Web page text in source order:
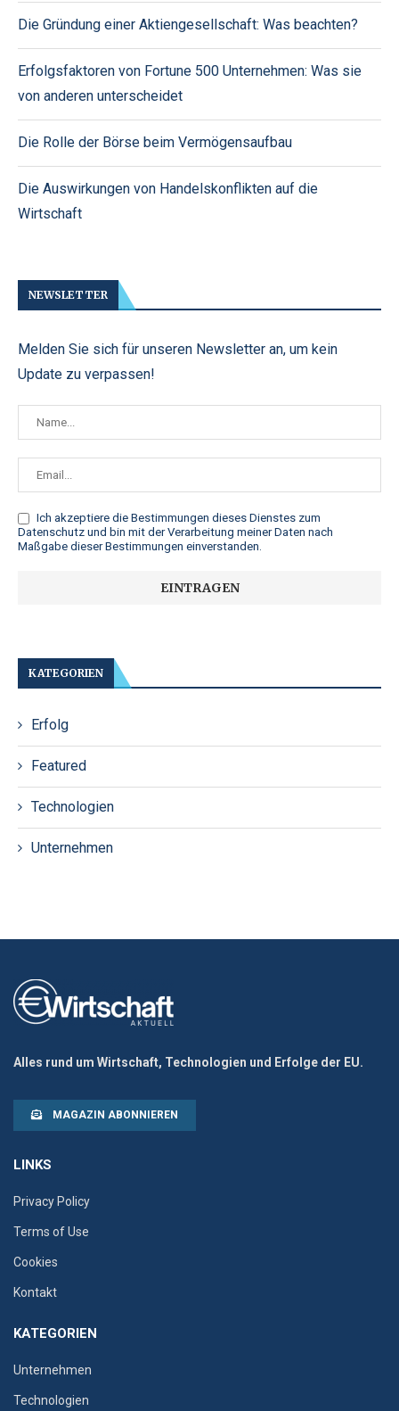
Die Gründung einer Aktiengesellschaft: Was beachten?
Erfolgsfaktoren von Fortune 500 Unternehmen: Was sie
von anderen unterscheidet
Die Rolle der Börse beim Vermögensaufbau
Die Auswirkungen von Handelskonflikten auf die
Wirtschaft
NEWSLETTER
Melden Sie sich für unseren Newsletter an, um kein
Update zu verpassen!
Ich akzeptiere die Bestimmungen dieses Dienstes zum
Datenschutz und bin mit der Verarbeitung meiner Daten nach
Maßgabe dieser Bestimmungen einverstanden.
KATEGORIEN
Erfolg
Featured
Technologien
Unternehmen
Alles rund um Wirtschaft, Technologien und Erfolge der EU.
MAGAZIN ABONNIEREN
LINKS
Privacy Policy
Terms of Use
Cookies
Kontakt
KATEGORIEN
Unternehmen
Technologien